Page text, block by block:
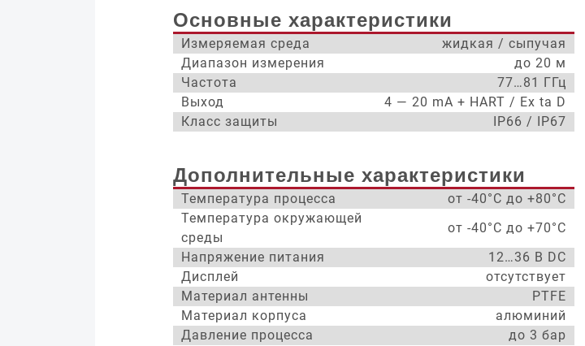
Основные характеристики
Измеряемая среда
жидкая / сыпучая
Диапазон измерения
до 20 м
Частота
77…81 ГГц
Выход
4 — 20 mA + HART / Ex ta D
Класс защиты
IP66 / IP67
Дополнительные характеристики
Температура процесса
от -40°С до +80°С
Температура окружающей
среды
от -40°С до +70°С
Напряжение питания
12…36 В DC
Дисплей
отсутствует
Материал антенны
PTFE
Материал корпуса
алюминий
Давление процесса
до 3 бар